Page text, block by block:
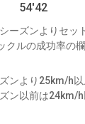
54'42
ーズンよりセッ
クルの成功率の
ンより25km/h
ン以前は24km/